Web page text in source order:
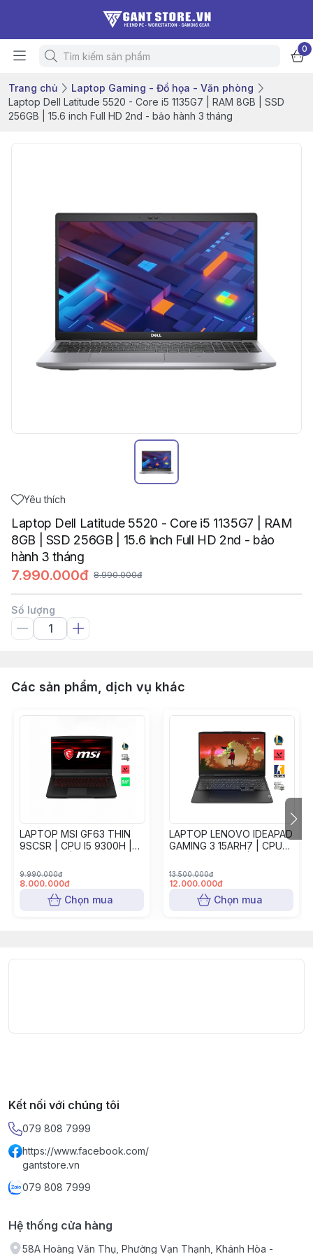
0
Trang chủ
Laptop Gaming - Đồ họa - Văn phòng
Laptop Dell Latitude 5520 - Core i5 1135G7 | RAM 8GB | SSD
256GB | 15.6 inch Full HD 2nd - bảo hành 3 tháng
Yêu thích
Laptop Dell Latitude 5520 - Core i5 1135G7 | RAM
8GB | SSD 256GB | 15.6 inch Full HD 2nd - bảo
hành 3 tháng
7.990.000đ 8.990.000đ
Số lượng
Các sản phẩm, dịch vụ khác
LAPTOP MSI GF63 THIN
9SCSR | CPU I5 9300H |
GTX 1650 TI | 15.6inch
144HZ 2ND
9.990.000đ
8.000.000đ
Chọn mua
LAPTOP LENOVO IDEAPAD
GAMING 3 15ARH7 | CPU
12GB | SSD 512GB | RTX
3050 | 15.6" FHD 144Hz
13.500.000đ
12.000.000đ
Chọn mua
Kết nối với chúng tôi
079 808 7999
https://www.facebook.com/
gantstore.vn
079 808 7999
Hệ thống cửa hàng
58A Hoàng Văn Thụ, Phường Vạn Thạnh, Khánh Hòa -